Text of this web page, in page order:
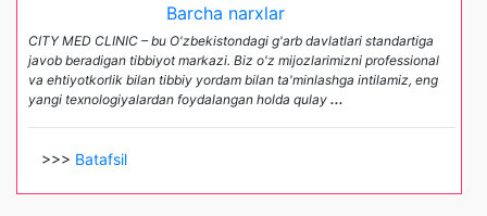
Barcha narxlar
CITY MED CLINIC – bu O'zbekistondagi g'arb davlatlari standartiga
javob beradigan tibbiyot markazi. Biz o'z mijozlarimizni professional
va ehtiyotkorlik bilan tibbiy yordam bilan ta'minlashga intilamiz, eng
yangi texnologiyalardan foydalangan holda qulay ...
>>> Batafsil